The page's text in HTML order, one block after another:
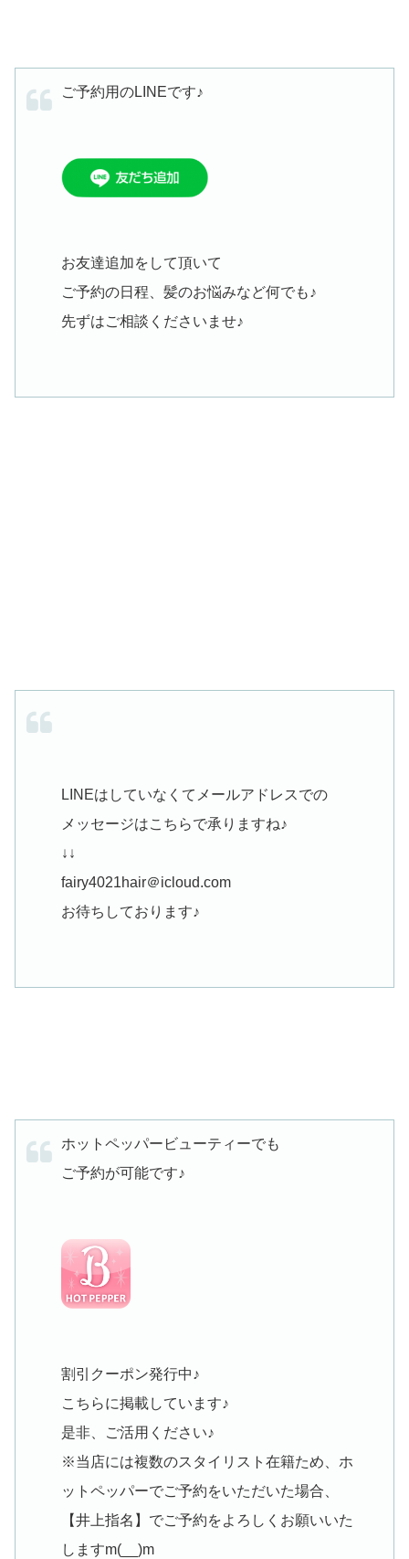
ご予約用のLINEです♪
お友達追加をして頂いて
ご予約の日程、髪のお悩みなど何でも♪
先ずはご相談くださいませ♪
LINEはしていなくてメールアドレスでの
メッセージはこちらで承りますね♪
↓↓
fairy4021hair＠icloud.com
お待ちしております♪
ホットペッパービューティーでも
ご予約が可能です♪
割引クーポン発行中♪
こちらに掲載しています♪
是非、ご活用ください♪
※当店には複数のスタイリスト在籍ため、ホ
ットペッパーでご予約をいただいた場合、
【井上指名】でご予約をよろしくお願いいた
しますm(__)m